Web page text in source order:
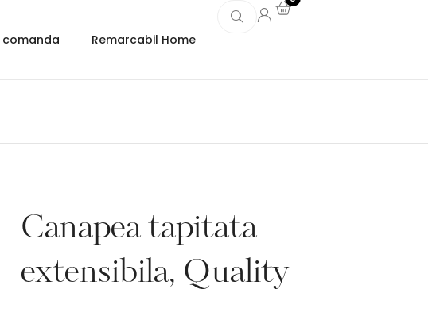
comanda Remarcabil Home
Canapea tapitata
extensibila, Quality